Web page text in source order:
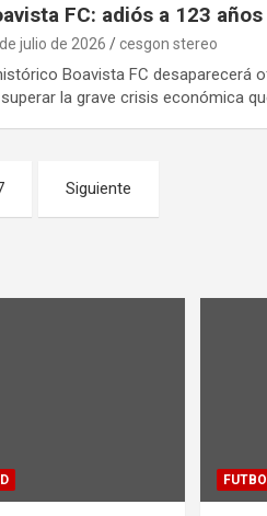
FC: adiós a 123
julio de 2026 cesgon stereo
Boavista FC desaparecerá
la grave crisis económica
Siguiente